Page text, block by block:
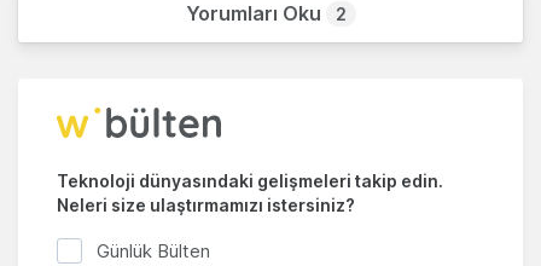
Yorumları Oku 2
Teknoloji dünyasındaki gelişmeleri takip edin.
Neleri size ulaştırmamızı istersiniz?
Günlük Bülten